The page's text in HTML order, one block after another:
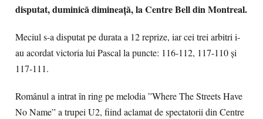
disputat, duminică dimineaţă, la Centre Bell din Montreal.
Meciul s-a disputat pe durata a 12 reprize, iar cei trei arbitri i-
au acordat victoria lui Pascal la puncte: 116-112, 117-110 şi
117-111.
Românul a intrat în ring pe melodia ”Where The Streets Have
No Name” a trupei U2, fiind aclamat de spectatorii din Centre